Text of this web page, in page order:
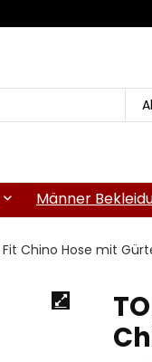
Männer
Chino Hose mit